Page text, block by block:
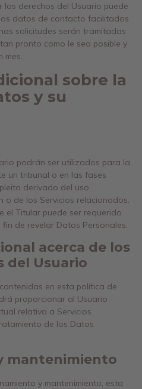
los derechos del Usuario puede
datos de contacto facilitados
solicitudes serán tramitadas
pronto como le sea posible y
mes.
sobre la
y su
podrán ser utilizados para la
un tribunal o en las fases
derivado del uso
o de los Servicios relacionados.
el Titular puede ser requerido
de revelar Datos Personales.
acerca de los
del Usuario
en esta política de
proporcionar al Usuario
relativa a Servicios
de los Datos
mantenimiento
y mantenimiento, esta